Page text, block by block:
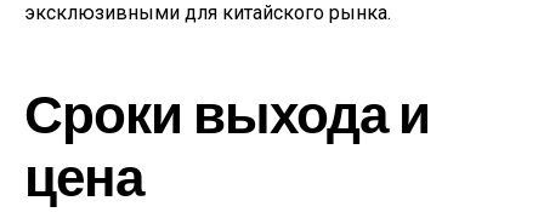
эксклюзивными для китайского рынка.
Сроки выхода и
цена